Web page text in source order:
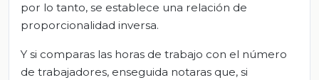
por lo tanto, se establece una relación de
proporcionalidad inversa.
Y si comparas las horas de trabajo con el número
de trabajadores, enseguida notaras que, si